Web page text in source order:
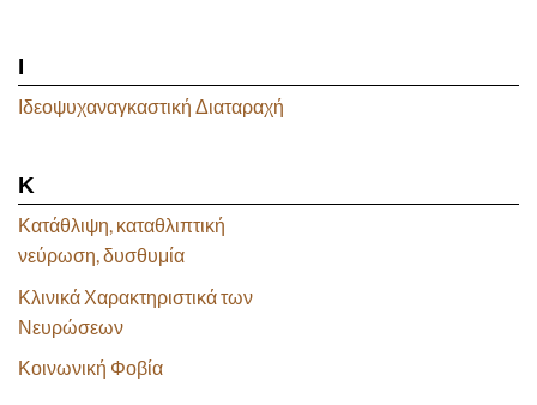
Ι
Ιδεοψυχαναγκαστική Διαταραχή
Κ
Κατάθλιψη, καταθλιπτική
νεύρωση, δυσθυμία
Κλινικά Χαρακτηριστικά των
Νευρώσεων
Κοινωνική Φοβία